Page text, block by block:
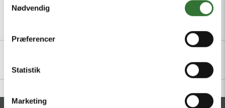
Nødvendig
Præferencer
Statistik
Marketing